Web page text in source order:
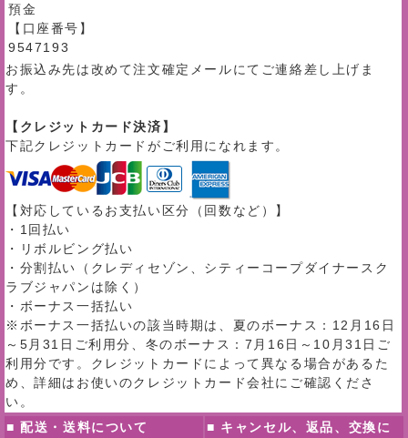
預金
【口座番号】
9547193
お振込み先は改めて注文確定メールにてご連絡差し上げま
す。
【クレジットカード決済】
下記クレジットカードがご利用になれます。
【対応しているお支払い区分（回数など）】
・1回払い
・リボルビング払い
・分割払い（クレディセゾン、シティーコープダイナースク
ラブジャパンは除く）
・ボーナス一括払い
※ボーナス一括払いの該当時期は、夏のボーナス：12月16日
～5月31日ご利用分、冬のボーナス：7月16日～10月31日ご
利用分です。クレジットカードによって異なる場合があるた
め、詳細はお使いのクレジットカード会社にご確認くださ
い。
■ 配送・送料について
■ キャンセル、返品、交換に